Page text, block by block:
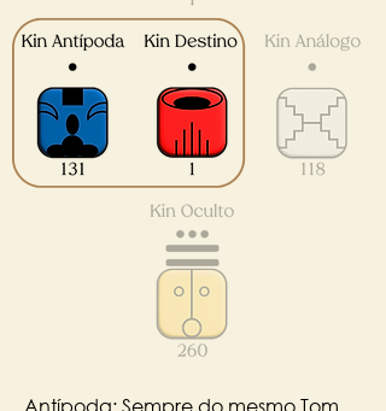
Antípoda: Sempre do mesmo Tom